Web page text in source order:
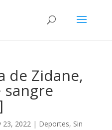
de Zidane,
sangre
23, 2022| Deportes, Sin